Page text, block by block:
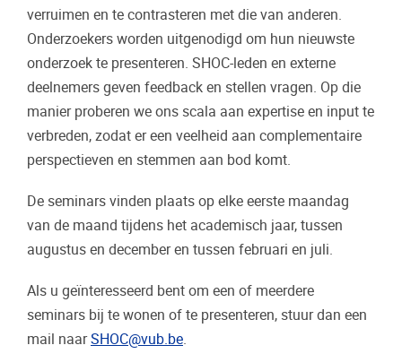
verruimen en te contrasteren met die van anderen.
Onderzoekers worden uitgenodigd om hun nieuwste
onderzoek te presenteren. SHOC-leden en externe
deelnemers geven feedback en stellen vragen. Op die
manier proberen we ons scala aan expertise en input te
verbreden, zodat er een veelheid aan complementaire
perspectieven en stemmen aan bod komt.
De seminars vinden plaats op elke eerste maandag
van de maand tijdens het academisch jaar, tussen
augustus en december en tussen februari en juli.
Als u geïnteresseerd bent om een of meerdere
seminars bij te wonen of te presenteren, stuur dan een
mail naarSHOC@vub.be.